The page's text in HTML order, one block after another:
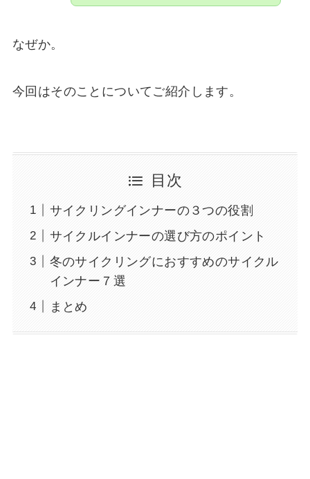
なぜか。
今回はそのことについてご紹介します。
目次
サイクリングインナーの３つの役割
サイクルインナーの選び方のポイント
冬のサイクリングにおすすめのサイクル
インナー７選
まとめ